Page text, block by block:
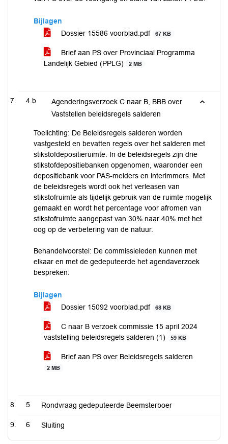
Bijlagen
Dossier 15586 voorblad.pdf
67 KB
Brief aan PS over Provinciaal Programma
Landelijk Gebied (PPLG)
2 MB
4.b
Agenderingsverzoek C naar B, BBB over
Vaststellen beleidsregels salderen
Toelichting: De Beleidsregels salderen worden
vastgesteld en bevatten regels over het salderen met
stikstofdepositieruimte. In de beleidsregels zijn drie
stikstofdepositiebanken opgenomen, waaronder een
depositiebank voor PAS-melders en interimmers. Met
de beleidsregels wordt ook het verleasen van
stikstofruimte als tijdelijk gebruik van de ruimte mogelijk
gemaakt en wordt het percentage voor afromen van
stikstofruimte aangepast van 30% naar 40% met het
oog op de verbetering van de natuur.
Behandelvoorstel: De commissieleden kunnen met
elkaar en met de gedeputeerde het agendaverzoek
bespreken.
Bijlagen
Dossier 15092 voorblad.pdf
68 KB
C naar B verzoek commissie 15 april 2024
vaststelling beleidsregels salderen (1)
59 KB
Brief aan PS over Beleidsregels salderen
2 MB
5 Rondvraag gedeputeerde Beemsterboer
6 Sluiting